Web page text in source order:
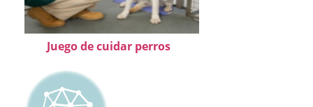
Juego de cuidar perros